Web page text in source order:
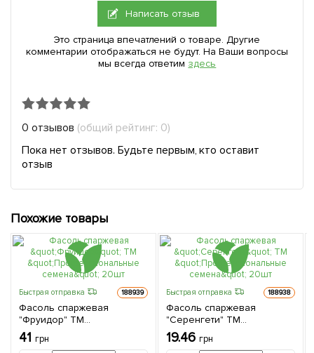
Написать отзыв
Это страница впечатлений о товаре. Другие
комментарии отображаться не будут. На Ваши вопросы
мы всегда ответим здесь
0 отзывов (общий рейтинг: 0)
Пока нет отзывов. Будьте первым, кто оставит
отзыв
Похожие товары
Быстрая отправка 188939
Фасоль спаржевая
"Фруидор" ТМ
"Профессиональные
семена" 20шт
41 грн
Быстрая отправка 188938
Фасоль спаржевая
"Серенгети" ТМ
"Профессиональные
семена" 20шт
19.46 грн